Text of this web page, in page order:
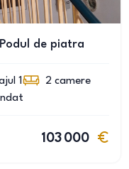
de piatra
1 2 camere
103 000